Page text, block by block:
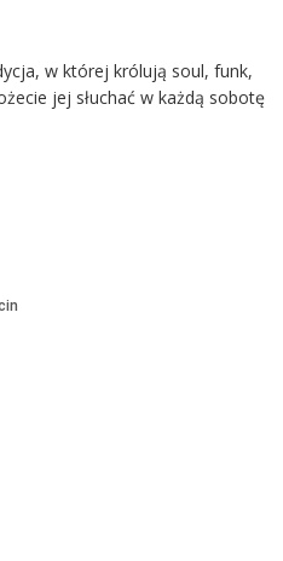
w której królują soul, funk,
jej słuchać w każdą sobotę